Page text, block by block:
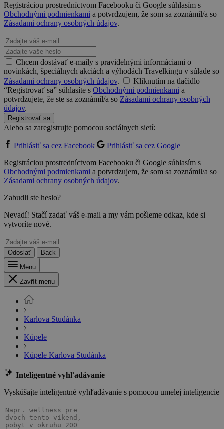
Registráciou prostredníctvom Facebooku či Google súhlasím s
Obchodnými podmienkami a potvrdzujem, že som sa zoznámil/a so
Zásadami ochrany osobných údajov.
Chcem dostávať e-maily s pravidelnými informáciami o
novinkách, špeciálnych akciách a výhodách Travelkingu v súlade so
Zásadami ochrany osobných údajov.
Kliknutím na tlačidlo
“Registrovať sa” súhlasíte s Obchodnými podmienkami a
potvrdzujete, že ste sa zoznámil/a so Zásadami ochrany osobných
údajov.
Registrovať sa
Alebo sa zaregistrujte pomocou sociálnych sietí:
Prihlásiť sa cez Facebook
Prihlásiť sa cez Google
Registráciou prostredníctvom Facebooku či Google súhlasím s
Obchodnými podmienkami a potvrdzujem, že som sa zoznámil/a so
Zásadami ochrany osobných údajov.
Zabudli ste heslo?
Nevadí! Stačí zadať váš e-mail a my vám pošleme odkaz, kde si
vytvoríte nové.
Odoslať
Back
Menu
Zavřít menu
Karlova Studánka
Kúpele
Kúpele Karlova Studánka
Inteligentné vyhľadávanie
Vyskúšajte inteligentné vyhľadávanie s pomocou umelej inteligencie